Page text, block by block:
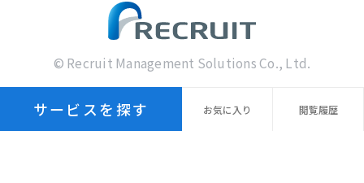
サービスを探す お気に 入り 閲覧履歴
© Recruit Management Solutions Co., Ltd.